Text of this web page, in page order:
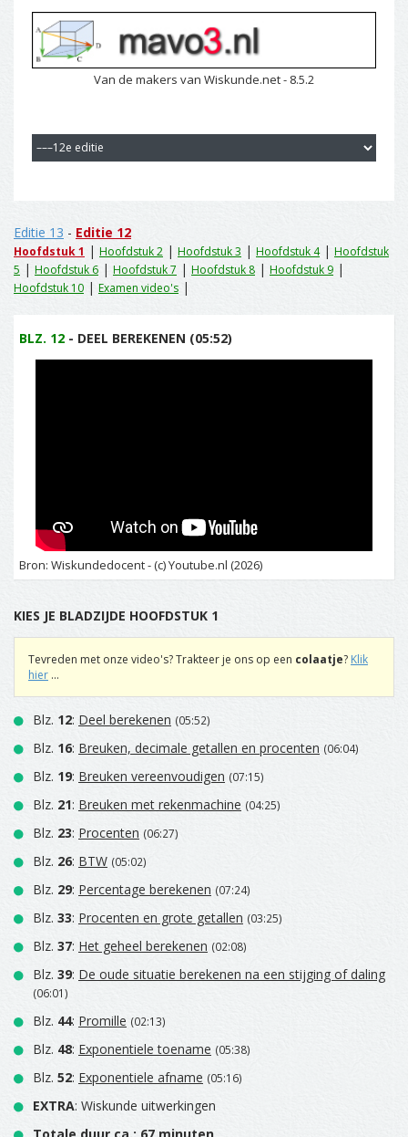
Van de makers van Wiskunde.net - 8.5.2
Editie 13 - Editie 12
Hoofdstuk 1 | Hoofdstuk 2 | Hoofdstuk 3 | Hoofdstuk 4| Hoofdstuk
5 | Hoofdstuk 6 | Hoofdstuk 7 | Hoofdstuk 8 | Hoofdstuk 9 |
Hoofdstuk 10 | Examen video's |
BLZ. 12 - DEEL BEREKENEN (05:52)
Bron: Wiskundedocent - (c) Youtube.nl (2026)
KIES JE BLADZIJDE HOOFDSTUK 1
Tevreden met onze video's? Trakteer je ons op een colaatje? Klik
hier ...
Blz. 12: Deel berekenen (05:52)
Blz. 16: Breuken, decimale getallen en procenten (06:04)
Blz. 19: Breuken vereenvoudigen (07:15)
Blz. 21: Breuken met rekenmachine (04:25)
Blz. 23: Procenten (06:27)
Blz. 26: BTW (05:02)
Blz. 29: Percentage berekenen (07:24)
Blz. 33: Procenten en grote getallen (03:25)
Blz. 37: Het geheel berekenen (02:08)
Blz. 39: De oude situatie berekenen na een stijging of daling
(06:01)
Blz. 44: Promille (02:13)
Blz. 48: Exponentiele toename (05:38)
Blz. 52: Exponentiele afname (05:16)
EXTRA: Wiskunde uitwerkingen
Totale duur ca.: 67 minuten